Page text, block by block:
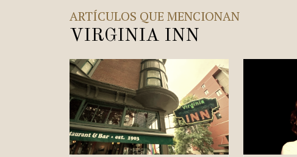
ARTÍCULOS QUE MENCIONAN
VIRGINIA INN